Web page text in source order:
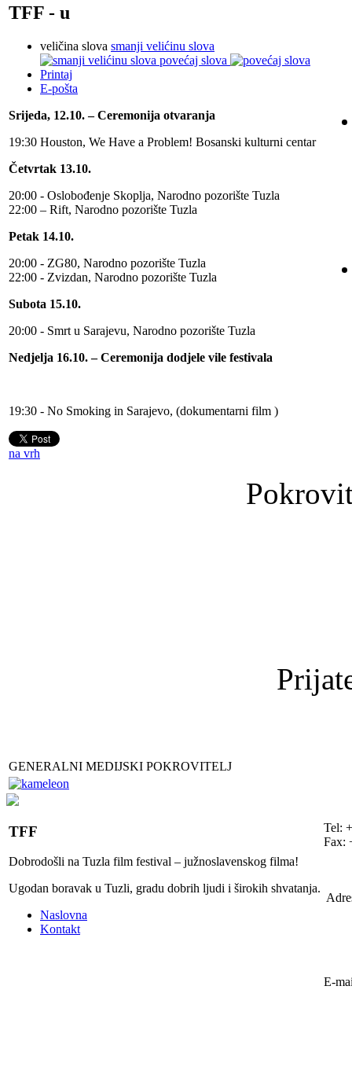
TFF - u
veličina slova smanji velićinu slova
povećaj slova
Printaj
E-pošta
Srijeda, 12.10. – Ceremonija otvaranja
19:30 Houston, We Have a Problem! Bosanski kulturni centar
Četvrtak 13.10.
20:00 - Oslobođenje Skoplja, Narodno pozorište Tuzla
22:00 – Rift, Narodno pozorište Tuzla
Petak 14.10.
20:00 - ZG80, Narodno pozorište Tuzla
22:00 - Zvizdan, Narodno pozorište Tuzla
Subota 15.10.
20:00 - Smrt u Sarajevu, Narodno pozorište Tuzla
Nedjelja 16.10. – Ceremonija dodjele vile festivala
19:30 - No Smoking in Sarajevo, (dokumentarni film )
na vrh
GENERALNI MEDIJSKI POKROVITELJ
TFF
Dobrodošli na Tuzla film festival – južnoslavenskog filma!
Ugodan boravak u Tuzli, gradu dobrih ljudi i širokih shvatanja.
Naslovna
Kontakt
Tel:
Fax:
E-